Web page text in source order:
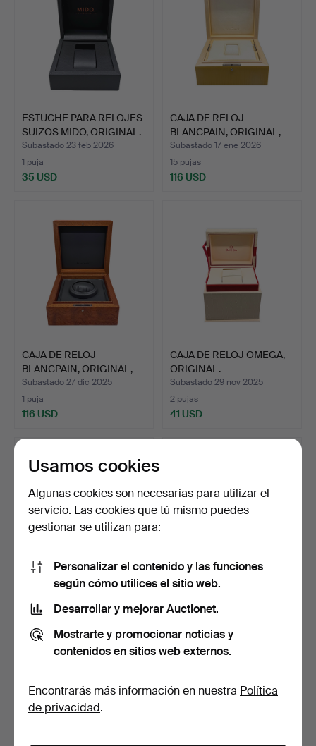
ESTUCHE PARA RELOJES
SUIZOS MIDO, ORIGINAL.
Subastado 23 feb 2026
1 puja
35 USD
CAJA DE RELOJ
BLANCPAIN, ORIGINAL,
AMARILL…
Subastado 17 ene 2026
15 pujas
116 USD
CAJA DE RELOJ
BLANCPAIN, ORIGINAL,
MARRÓN.
Subastado 27 dic 2025
1 puja
116 USD
CAJA DE RELOJ OMEGA,
ORIGINAL.
Subastado 29 nov 2025
2 pujas
41 USD
UNA COLECCIÓN DE
CAJAS PARA RELOJES,
14 pujas
210 USD
CAJA DE RELOJ UNION
GLASHÜTTE, ORIGINAL.
1 puja
35 USD
Usamos cookies
Algunas cookies son necesarias para utilizar el
servicio. Las cookies que tú mismo puedes
gestionar se utilizan para:
Personalizar el contenido y las funciones
según cómo utilices el sitio web.
Desarrollar y mejorar Auctionet.
Mostrarte y promocionar noticias y
contenidos en sitios web externos.
Encontrarás más información en nuestra Política
de privacidad.